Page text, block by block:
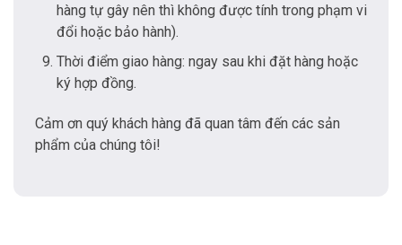
hàng tự gây nên thì không được tính trong phạm vi
đổi hoặc bảo hành).
Thời điểm giao hàng: ngay sau khi đặt hàng hoặc
ký hợp đồng.
Cảm ơn quý khách hàng đã quan tâm đến các sản
phẩm của chúng tôi!